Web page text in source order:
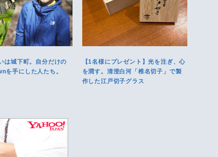
は城下町。自分だけの
を手にした人たち。
【1名様にプレゼント】光を注ぎ、心
を潤す。清澄白河「椎名切子」で製
作した江戸切子グラス